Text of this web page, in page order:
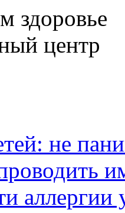
здоровье
центр
не
аллергии